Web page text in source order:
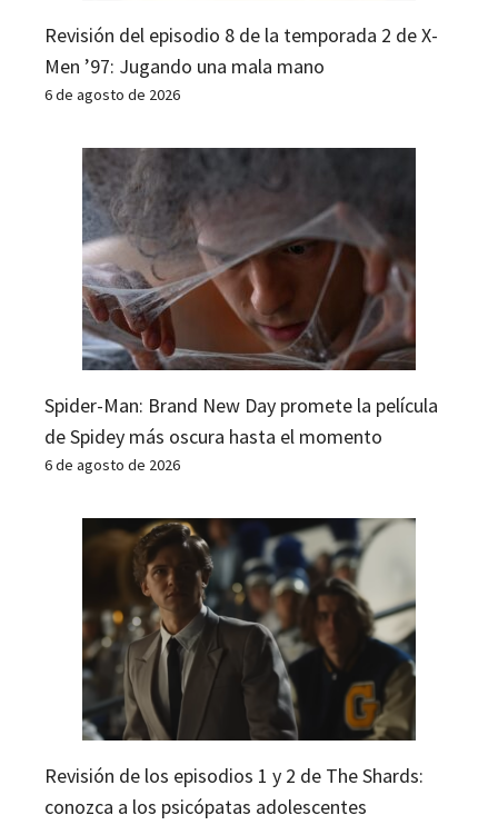
Revisión del episodio 8 de la temporada 2 de X-
Men ’97: Jugando una mala mano
6 de agosto de 2026
Spider-Man: Brand New Day promete la película
de Spidey más oscura hasta el momento
6 de agosto de 2026
Revisión de los episodios 1 y 2 de The Shards:
conozca a los psicópatas adolescentes